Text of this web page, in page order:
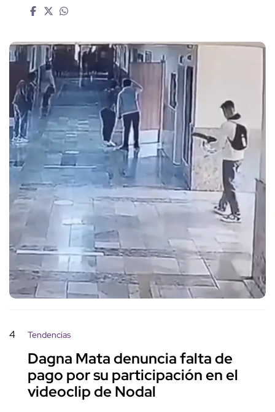
4 Tendencias
Dagna Mata denuncia falta de
pago por su participación en el
videoclip de Nodal